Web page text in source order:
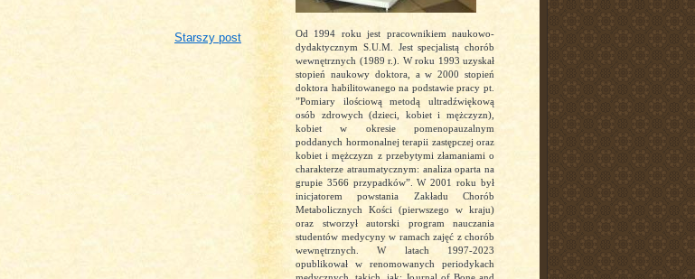
Od 1994 roku jest pracownikiem naukowo-
dydaktycznym S.U.M. Jest specjalistą chorób
wewnętrznych (1989 r.). W roku 1993 uzyskał
stopień naukowy doktora, a w 2000 stopień
doktora habilitowanego na podstawie pracy pt.
”Pomiary ilościową metodą ultradźwiękową
osób zdrowych (dzieci, kobiet i mężczyzn),
kobiet w okresie pomenopauzalnym
poddanych hormonalnej terapii zastępczej oraz
kobiet i mężczyzn z przebytymi złamaniami o
charakterze atraumatycznym: analiza oparta na
grupie 3566 przypadków”. W 2001 roku był
inicjatorem powstania Zakładu Chorób
Metabolicznych Kości (pierwszego w kraju)
oraz stworzył autorski program nauczania
studentów medycyny w ramach zajęć z chorób
wewnętrznych. W latach 1997-2023
opublikował w renomowanych periodykach
Starszy post